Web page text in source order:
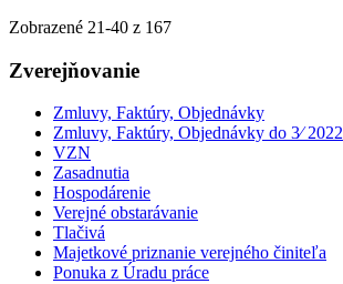
Zobrazené 21-40 z 167
Zverejňovanie
Zmluvy, Faktúry, Objednávky
Zmluvy, Faktúry, Objednávky do 3⁄ 2022
VZN
Zasadnutia
Hospodárenie
Verejné obstarávanie
Tlačivá
Majetkové priznanie verejného činiteľa
Ponuka z Úradu práce